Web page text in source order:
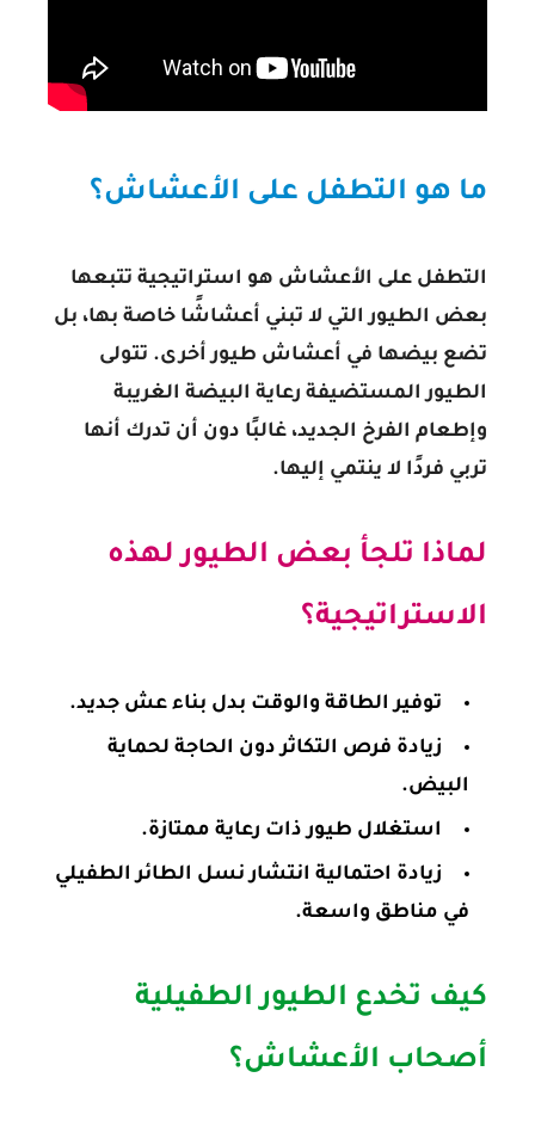
ما هو التطفل على الأعشاش؟
التطفل على الأعشاش هو استراتيجية تتبعها
بعض الطيور التي لا تبني أعشاشًا خاصة بها، بل
تضع بيضها في أعشاش طيور أخرى. تتولى
الطيور المستضيفة رعاية البيضة الغريبة
وإطعام الفرخ الجديد، غالبًا دون أن تدرك أنها
تربي فردًا لا ينتمي إليها.
لماذا تلجأ بعض الطيور لهذه
الاستراتيجية؟
توفير الطاقة والوقت بدل بناء عش جديد.
زيادة فرص التكاثر دون الحاجة لحماية
البيض.
استغلال طيور ذات رعاية ممتازة.
زيادة احتمالية انتشار نسل الطائر الطفيلي
في مناطق واسعة.
كيف تخدع الطيور الطفيلية
أصحاب الأعشاش؟